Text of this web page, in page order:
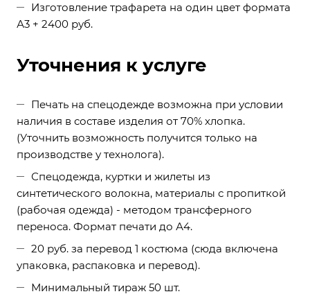
Изготовление трафарета на один цвет формата
А3 + 2400 руб.
Уточнения к услуге
Печать на спецодежде возможна при условии
наличия в составе изделия от 70% хлопка.
(Уточнить возможность получится только на
производстве у технолога).
Спецодежда, куртки и жилеты из
синтетического волокна, материалы с пропиткой
(рабочая одежда) - методом трансферного
переноса. Формат печати до А4.
20 руб. за перевод 1 костюма (сюда включена
упаковка, распаковка и перевод).
Минимальный тираж 50 шт.